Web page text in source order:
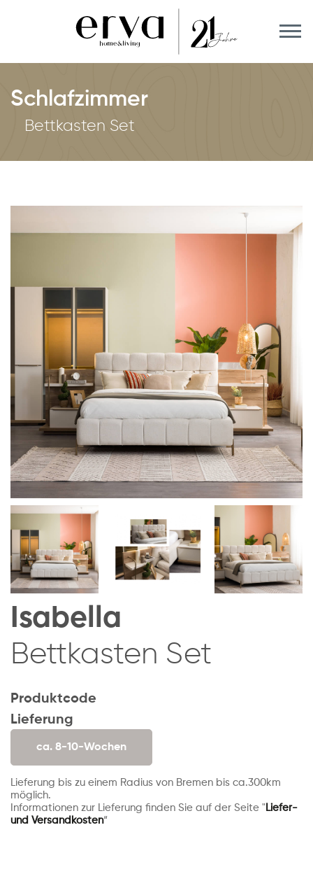
Schlafzimmer
Bettkasten Set
Isabella
Bettkasten Set
Produktcode
Lieferung
ca. 8-10-Wochen
Lieferung bis zu einem Radius von Bremen bis ca.300km
möglich.
Informationen zur Lieferung finden Sie auf der Seite " Liefer-
und Versandkosten“